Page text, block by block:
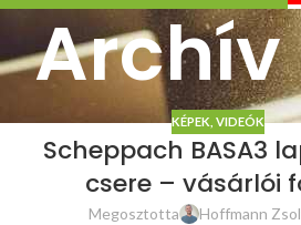
Archív
KÉPEK, VIDEÓK
Scheppach BASA3
csere – vásárlói
Megosztotta Hoffmann